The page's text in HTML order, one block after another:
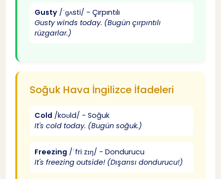
40 Travel İngilizce Hava Durumu Konuşması
Seyahat Planlaması İngilizce Dialog
Popular Weather Idioms İngilizce
44 "It's raining cats and dogs"
45 "Every cloud has a silver lining"
Gusty /ˈɡʌsti/ - Çırpıntılı
Gusty winds today. (Bugün çırpıntılı
rüzgarlar.)
Soğuk Hava İngilizce İfadeleri
Cold /koʊld/ - Soğuk
It's cold today. (Bugün soğuk.)
Freezing /ˈfriːzɪŋ/ - Dondurucu
It's freezing outside! (Dışarısı dondurucu!)